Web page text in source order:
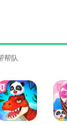
帮队